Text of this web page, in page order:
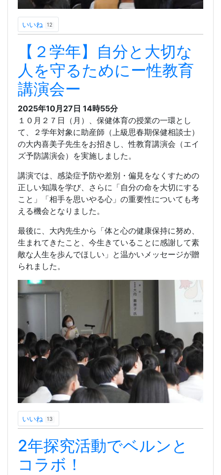
いいね 12
【２学年】自分と大切な
人を守るためにー性教育
講演会ー
2025年10月27日 14時55分
１０月２７日（月）、保健体育の授業の一環とし
て、２学年対象に助産師（上級思春期保健相談士）
の大内喜美子先生をお招きし、性教育講演会（エイ
ズ予防講演会）を実施しました。
講演では、感染症予防や差別・偏見をなくすための
正しい知識を学び、さらに「自分の命を大切にする
こと」「相手を思いやる心」の重要性についても考
える機会となりました。
最後に、大内先生から「体と心の健康保持に努め、
生まれてきたこと、今生きていることに感謝して素
敵な人生を歩んでほしい」と温かいメッセージが贈
られました。
いいね 13
2年探究活動でベルンと
コラボ！